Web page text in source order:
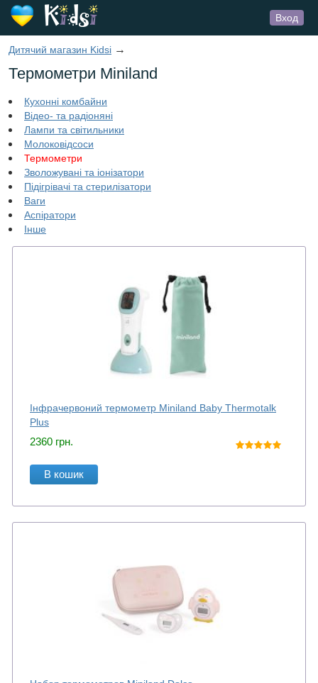
Вход
Дитячий магазин Kidsi →
Термометри Miniland
Кухонні комбайни
Відео- та радіоняні
Лампи та світильники
Молоковідсоси
Термометри
Зволожувані та іонізатори
Підігрівачі та стерилізатори
Ваги
Аспіратори
Інше
Інфрачервоний термометр Miniland Baby Thermotalk
Plus
2360 грн.
В кошик